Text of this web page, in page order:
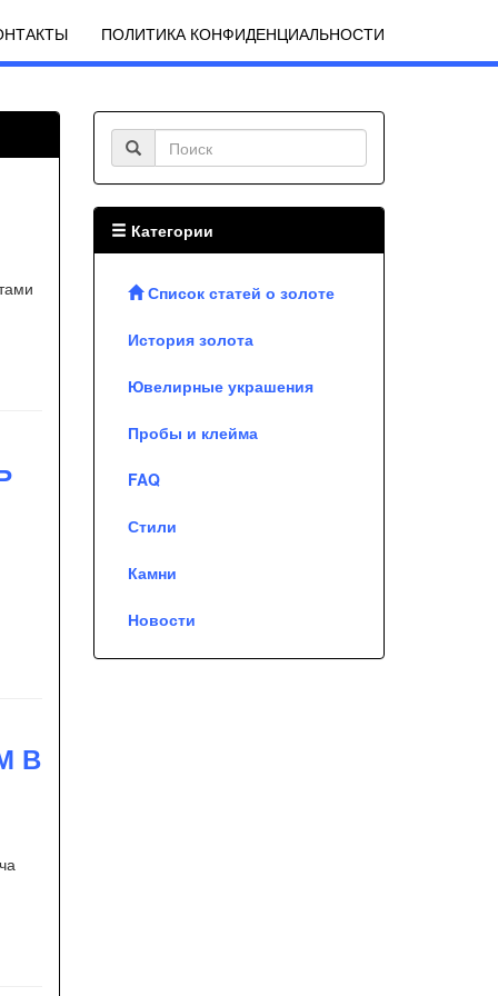
ПОЛИТИКА КОНФИДЕНЦИАЛЬНОСТИ
В
Категории
Список статей о золоте
История золота
Ювелирные украшения
Пробы и клейма
FAQ
Стили
Камни
Новости